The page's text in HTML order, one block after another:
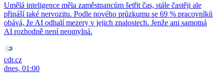
Umělá inteligence měla zaměstnancům šetřit čas, stále častěji ale
přináší také nervozitu. Podle nového průzkumu se 69 % pracovníků
obává, že AI odhalí mezery v jejich znalostech. Jenže ani samotná
AI rozhodně není neomylná.
cdr.cz
dnes, 01:00